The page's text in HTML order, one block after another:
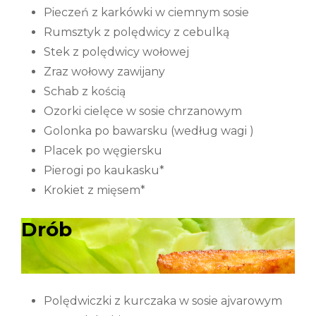
Pieczeń z karkówki w ciemnym sosie
Rumsztyk z polędwicy z cebulką
Stek z polędwicy wołowej
Zraz wołowy zawijany
Schab z kością
Ozorki cielęce w sosie chrzanowym
Golonka po bawarsku (według wagi )
Placek po węgiersku
Pierogi po kaukasku*
Krokiet z mięsem*
Drób
Polędwiczki z kurczaka w sosie ajvarowym